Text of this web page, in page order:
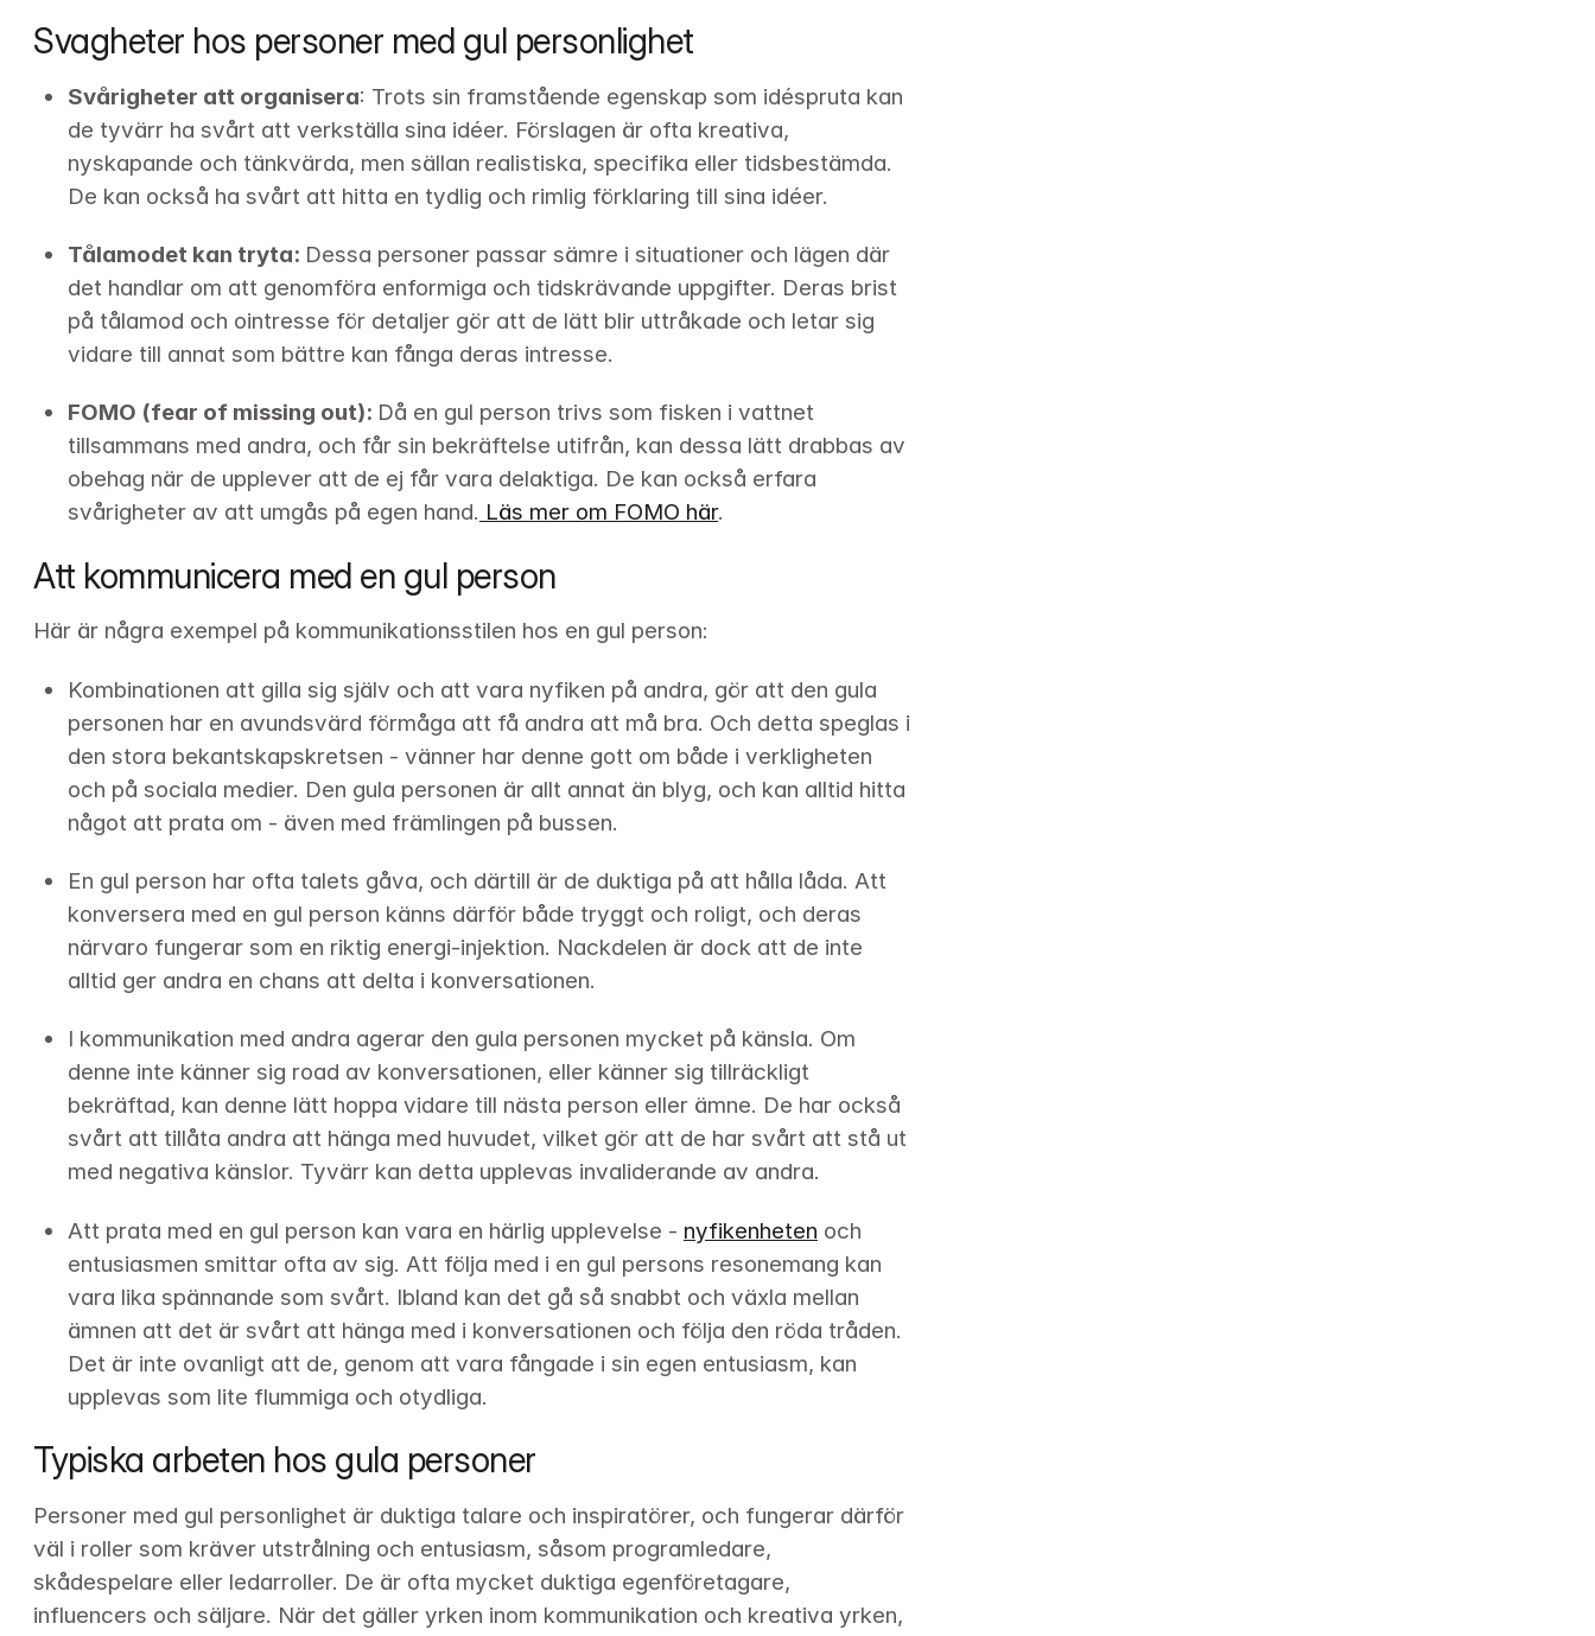
Svagheter hos personer med gul personlighet
Svårigheter att organisera: Trots sin framstående egenskap som idéspruta kan
de tyvärr ha svårt att verkställa sina idéer. Förslagen är ofta kreativa,
nyskapande och tänkvärda, men sällan realistiska, specifika eller tidsbestämda.
De kan också ha svårt att hitta en tydlig och rimlig förklaring till sina idéer.
Tålamodet kan tryta: Dessa personer passar sämre i situationer och lägen där
det handlar om att genomföra enformiga och tidskrävande uppgifter. Deras brist
på tålamod och ointresse för detaljer gör att de lätt blir uttråkade och letar sig
vidare till annat som bättre kan fånga deras intresse.
FOMO (fear of missing out): Då en gul person trivs som fisken i vattnet
tillsammans med andra, och får sin bekräftelse utifrån, kan dessa lätt drabbas av
obehag när de upplever att de ej får vara delaktiga. De kan också erfara
svårigheter av att umgås på egen hand. Läs mer om FOMO här.
Att kommunicera med en gul person
Här är några exempel på kommunikationsstilen hos en gul person:
Kombinationen att gilla sig själv och att vara nyfiken på andra, gör att den gula
personen har en avundsvärd förmåga att få andra att må bra. Och detta speglas i
den stora bekantskapskretsen - vänner har denne gott om både i verkligheten
och på sociala medier. Den gula personen är allt annat än blyg, och kan alltid hitta
något att prata om - även med främlingen på bussen.
En gul person har ofta talets gåva, och därtill är de duktiga på att hålla låda. Att
konversera med en gul person känns därför både tryggt och roligt, och deras
närvaro fungerar som en riktig energi-injektion. Nackdelen är dock att de inte
alltid ger andra en chans att delta i konversationen.
I kommunikation med andra agerar den gula personen mycket på känsla. Om
denne inte känner sig road av konversationen, eller känner sig tillräckligt
bekräftad, kan denne lätt hoppa vidare till nästa person eller ämne. De har också
svårt att tillåta andra att hänga med huvudet, vilket gör att de har svårt att stå ut
med negativa känslor. Tyvärr kan detta upplevas invaliderande av andra.
Att prata med en gul person kan vara en härlig upplevelse - nyfikenheten och
entusiasmen smittar ofta av sig. Att följa med i en gul persons resonemang kan
vara lika spännande som svårt. Ibland kan det gå så snabbt och växla mellan
ämnen att det är svårt att hänga med i konversationen och följa den röda tråden.
Det är inte ovanligt att de, genom att vara fångade i sin egen entusiasm, kan
upplevas som lite flummiga och otydliga.
Typiska arbeten hos gula personer
Personer med gul personlighet är duktiga talare och inspiratörer, och fungerar därför
väl i roller som kräver utstrålning och entusiasm, såsom programledare,
skådespelare eller ledarroller. De är ofta mycket duktiga egenföretagare,
influencers och säljare. När det gäller yrken inom kommunikation och kreativa yrken,